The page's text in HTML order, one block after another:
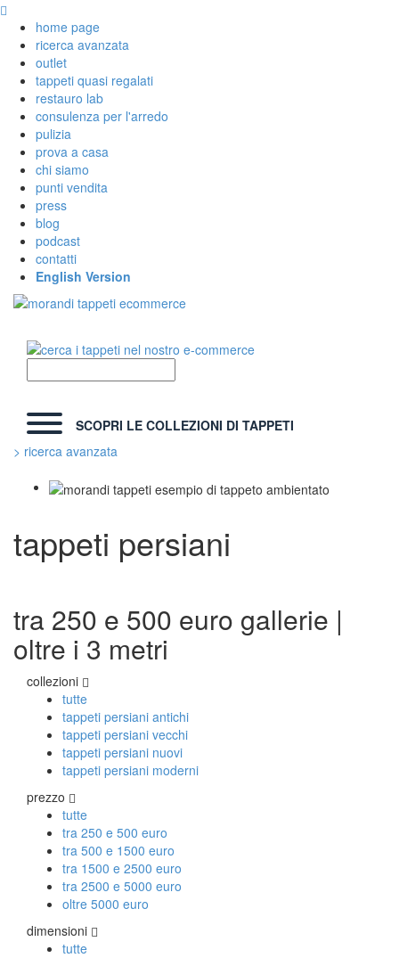
home page
ricerca avanzata
outlet
tappeti quasi regalati
restauro lab
consulenza per l'arredo
pulizia
prova a casa
chi siamo
punti vendita
press
blog
podcast
contatti
English Version
SCOPRI LE COLLEZIONI DI TAPPETI
> ricerca avanzata
Tibet Contemporanei
Himalayan
Bhadohi Moderni
Tappeti Moderni Collezione Morandi
TAPPETI DI DESIGN D'ARTE
Marco Nereo Rotelli
Daniela Marchetti
Chuk Palu
Giorgio Palù
Fabio Morandi
Vito Catalano
TAPPETI PERSIANI
Tappeti Persiani Antichi
Tappeti Persiani Vecchi
Tappeti Persiani Nuovi
Tappeti Persiani Moderni
tappeti persiani
tra 250 e 500 euro gallerie |
oltre i 3 metri
collezioni
tutte
tappeti persiani antichi
tappeti persiani vecchi
tappeti persiani nuovi
tappeti persiani moderni
prezzo
tutte
tra 250 e 500 euro
tra 500 e 1500 euro
tra 1500 e 2500 euro
tra 2500 e 5000 euro
oltre 5000 euro
dimensioni
tutte